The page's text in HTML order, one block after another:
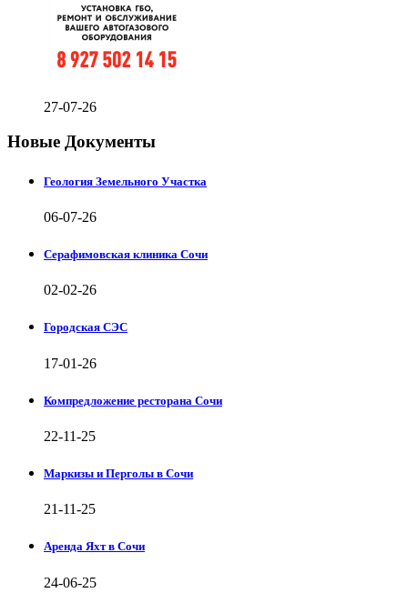
27-07-26
Новые Документы
Геология Земельного Участка
06-07-26
Серафимовская клиника Сочи
02-02-26
Городская СЭС
17-01-26
Компредложение ресторана Сочи
22-11-25
Маркизы и Перголы в Сочи
21-11-25
Аренда Яхт в Сочи
24-06-25